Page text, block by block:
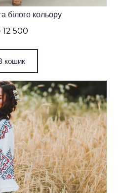
білого кольору
12 500
кошик